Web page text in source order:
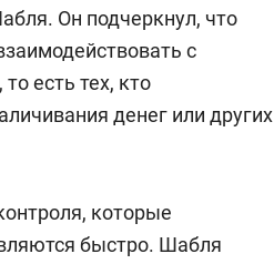
Он подчеркнул, что
с
есть тех, кто
денег или других
которые
быстро. Шабля